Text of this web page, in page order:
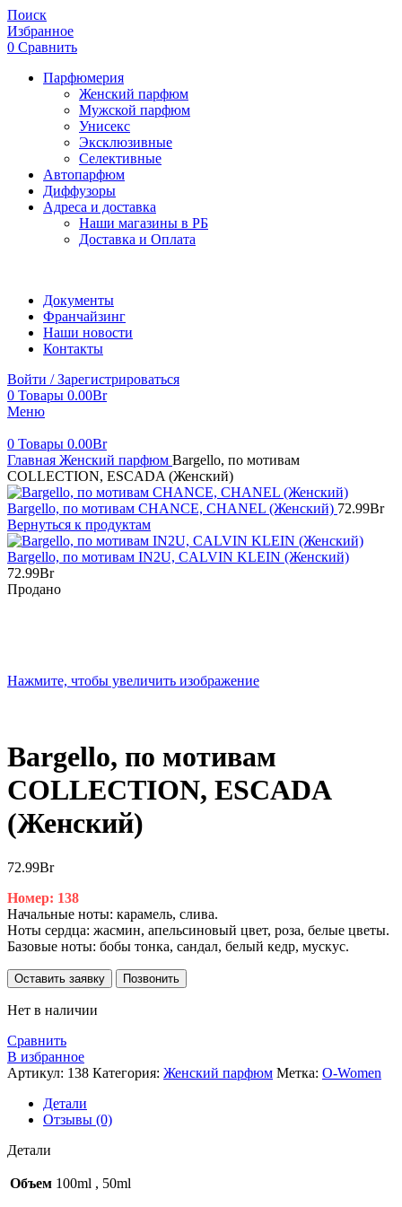
Поиск
Избранное
0 Сравнить
Парфюмерия
Женский парфюм
Мужской парфюм
Унисекс
Эксклюзивные
Селективные
Автопарфюм
Диффузоры
Адреса и доставка
Наши магазины в РБ
Доставка и Оплата
Документы
Франчайзинг
Наши новости
Контакты
Войти / Зарегистрироваться
0 Товары 0.00Br
Меню
0 Товары 0.00Br
Главная Женский парфюм Bargello, по мотивам
COLLECTION, ESCADA (Женский)
Bargello, по мотивам CHANCE, CHANEL (Женский) 72.99Br
Вернуться к продуктам
Bargello, по мотивам IN2U, CALVIN KLEIN (Женский)
72.99Br
Продано
Нажмите, чтобы увеличить изображение
Bargello, по мотивам
COLLECTION, ESCADA
(Женский)
72.99Br
Номер: 138
Начальные ноты: карамель, слива.
Ноты сердца: жасмин, апельсиновый цвет, роза, белые цветы.
Базовые ноты: бобы тонка, сандал, белый кедр, мускус.
Оставить заявку Позвонить
Нет в наличии
Сравнить
В избранное
Артикул: 138 Категория: Женский парфюм Метка: O-Women
Детали
Отзывы (0)
Детали
Объем 100ml , 50ml